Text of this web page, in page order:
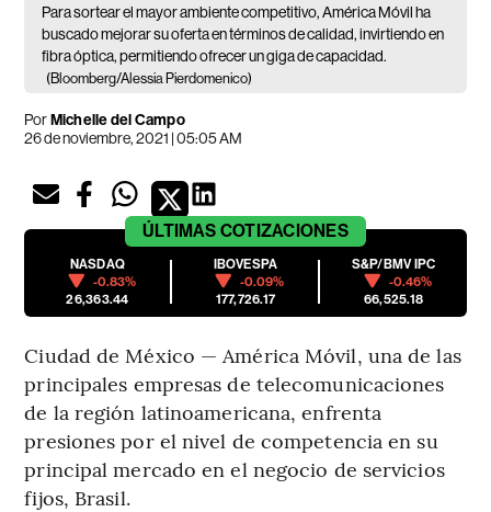
Para sortear el mayor ambiente competitivo, América Móvil ha
buscado mejorar su oferta en términos de calidad, invirtiendo en
fibra óptica, permitiendo ofrecer un giga de capacidad.
(Bloomberg/Alessia Pierdomenico)
PorMichelle del Campo
26 de noviembre, 2021 | 05:05 AM
ÚLTIMAS COTIZACIONES
NASDAQ
-0.83%
26,363.44
IBOVESPA
-0.09%
177,726.17
S&P/BMV IPC
-0.46%
66,525.18
Ciudad de México — América Móvil, una de las
principales empresas de telecomunicaciones
de la región latinoamericana, enfrenta
presiones por el nivel de competencia en su
principal mercado en el negocio de servicios
fijos, Brasil.